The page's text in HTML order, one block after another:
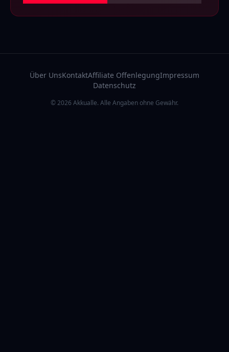
Über UnsKontaktAffiliate OffenlegungImpressum
Datenschutz
© 2026 Akkualle. Alle Angaben ohne Gewähr.